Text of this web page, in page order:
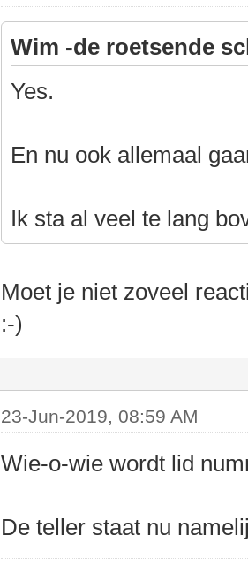
Wim -de roetsende
Yes.
En nu ook allemaal
Ik sta al veel te lang
Moet je niet zoveel
:-)
23-Jun-2019, 08:59 AM
Wie-o-wie wordt lid
De teller staat nu